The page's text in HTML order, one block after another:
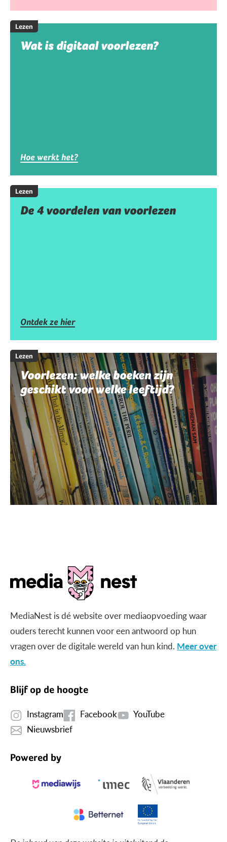
Lezen
Wat is digitaal voorlezen?
Hoe werkt het?
Lezen
De 4 voordelen van voorlezen
Ontdek ze hier
Lezen
Voorlezen: welke boeken zijn
geschikt voor welke leeftijd?
MediaNest is dé website over mediaopvoeding waar
ouders terecht kunnen voor een antwoord op hun
vragen over de digitale wereld van hun kind. Meer over
ons.
Blijf op de hoogte
Instagram Facebook
YouTube
Nieuwsbrief
Powered by